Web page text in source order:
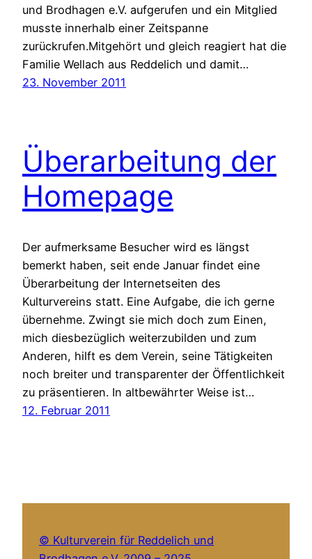
und Brodhagen e.V. aufgerufen und ein Mitglied
musste innerhalb einer Zeitspanne
zurückrufen.Mitgehört und gleich reagiert hat die
Familie Wellach aus Reddelich und damit…
23. November 2011
Überarbeitung der
Homepage
Der aufmerksame Besucher wird es längst
bemerkt haben, seit ende Januar findet eine
Überarbeitung der Internetseiten des
Kulturvereins statt. Eine Aufgabe, die ich gerne
übernehme. Zwingt sie mich doch zum Einen,
mich diesbezüglich weiterzubilden und zum
Anderen, hilft es dem Verein, seine Tätigkeiten
noch breiter und transparenter der Öffentlichkeit
zu präsentieren. In altbewährter Weise ist…
12. Februar 2011
© Kulturverein für Reddelich und